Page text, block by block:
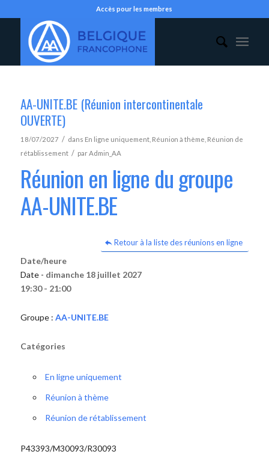
Accès pour les membres
AA-UNITE.BE (Réunion intercontinentale
OUVERTE)
18/07/2027 / dans En ligne uniquement, Réunion à thème Réunion de
rétablissement / parAdmin_AA
Réunion en ligne du groupe
AA-UNITE.BE
Retour à la liste des réunions en ligne
Date/heure
Date - dimanche 18 juillet 2027
19:30 - 21:00
Groupe : AA-UNITE.BE
Catégories
En ligne uniquement
Réunion à thème
Réunion de rétablissement
P43393/M30093/R30093